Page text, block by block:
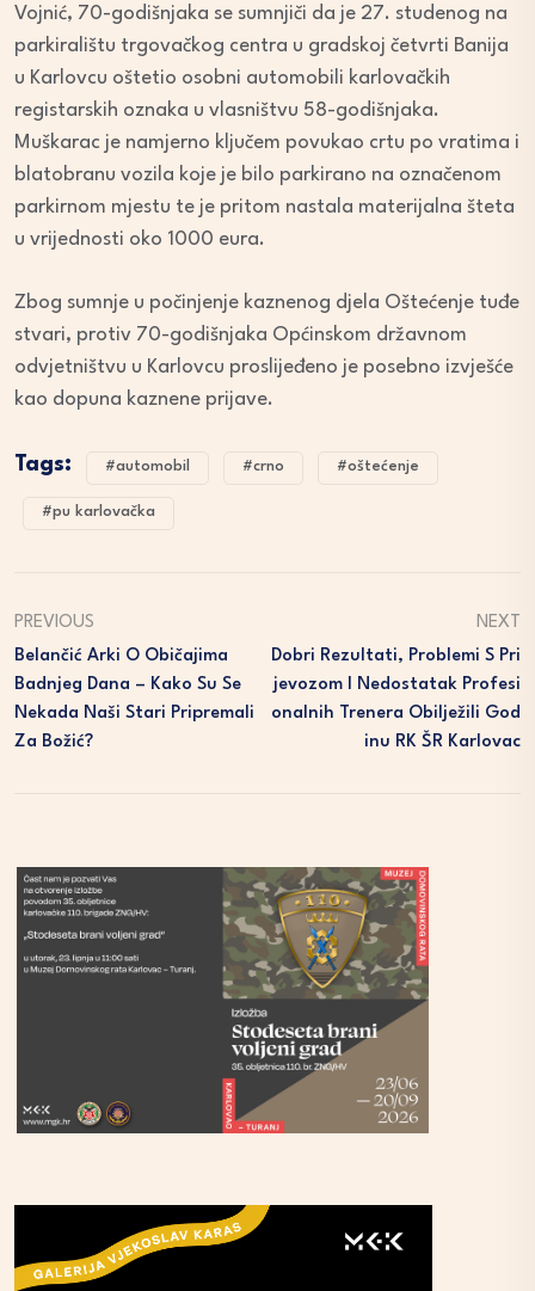
Vojnić, 70-godišnjaka se sumnjiči da je 27. studenog na
parkiralištu trgovačkog centra u gradskoj četvrti Banija
u Karlovcu oštetio osobni automobili karlovačkih
registarskih oznaka u vlasništvu 58-godišnjaka.
Muškarac je namjerno ključem povukao crtu po vratima i
blatobranu vozila koje je bilo parkirano na označenom
parkirnom mjestu te je pritom nastala materijalna šteta
u vrijednosti oko 1000 eura.
Zbog sumnje u počinjenje kaznenog djela Oštećenje tuđe
stvari, protiv 70-godišnjaka Općinskom državnom
odvjetništvu u Karlovcu proslijeđeno je posebno izvješće
kao dopuna kaznene prijave.
Tags: #automobil #crno #oštećenje
#pu karlovačka
PREVIOUS
Belančić Arki O Običajima
Badnjeg Dana – Kako Su Se
Nekada Naši Stari Pripremali
Za Božić?
NEXT
Dobri Rezultati, Problemi S Pri
Jevozom I Nedostatak Profesi
Onalnih Trenera Obilježili God
Inu RK ŠR Karlovac